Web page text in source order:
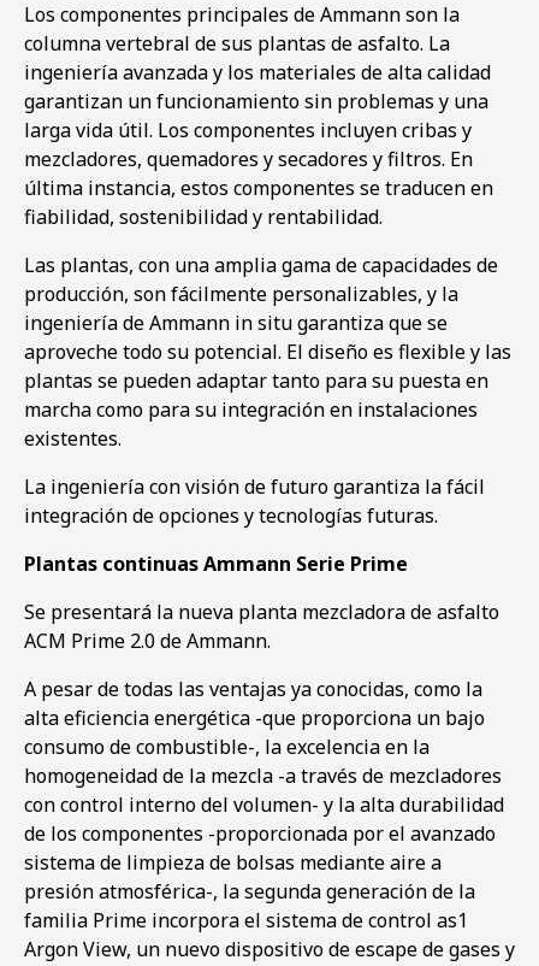
Los componentes principales de Ammann son la
columna vertebral de sus plantas de asfalto. La
ingeniería avanzada y los materiales de alta calidad
garantizan un funcionamiento sin problemas y una
larga vida útil. Los componentes incluyen cribas y
mezcladores, quemadores y secadores y filtros. En
última instancia, estos componentes se traducen en
fiabilidad, sostenibilidad y rentabilidad.
Las plantas, con una amplia gama de capacidades de
producción, son fácilmente personalizables, y la
ingeniería de Ammann in situ garantiza que se
aproveche todo su potencial. El diseño es flexible y las
plantas se pueden adaptar tanto para su puesta en
marcha como para su integración en instalaciones
existentes.
La ingeniería con visión de futuro garantiza la fácil
integración de opciones y tecnologías futuras.
Plantas continuas Ammann Serie Prime
Se presentará la nueva planta mezcladora de asfalto
ACM Prime 2.0 de Ammann.
A pesar de todas las ventajas ya conocidas, como la
alta eficiencia energética -que proporciona un bajo
consumo de combustible-, la excelencia en la
homogeneidad de la mezcla -a través de mezcladores
con control interno del volumen- y la alta durabilidad
de los componentes -proporcionada por el avanzado
sistema de limpieza de bolsas mediante aire a
presión atmosférica-, la segunda generación de la
familia Prime incorpora el sistema de control as1
Argon View, un nuevo dispositivo de escape de gases y